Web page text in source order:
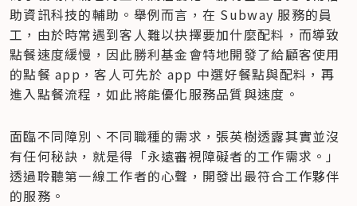
助資訊科技的輔助。舉例而言，在 Subway 服務的員
工，由於時常遇到客人難以抉擇要加什麼配料，而導致
點餐速度緩慢，因此勝利基金會特地開發了給顧客使用
的點餐 app，客人可先於 app 中選好餐點與配料，再
進入點餐流程，如此將能優化服務品質與速度。
面臨不同障別、不同職種的需求，張英樹透露其實並沒
有任何秘訣，就是得「永遠審視障礙者的工作需求。」
透過聆聽第一線工作者的心聲，開發出最符合工作夥伴
的服務。